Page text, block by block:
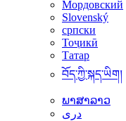
Мордовский
Slovenský
српски
Тоҷикӣ
Татар
བོད་ཀྱི་སྐད་ཡིག།
ພາສາລາວ
دری